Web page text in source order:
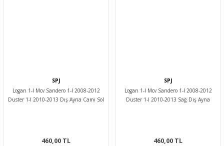
SPJ
Logan 1-I Mcv Sandero 1-I 2008-2012
Duster 1-I 2010-2013 Dış Ayna Camı Sol
460,00 TL
SPJ
Logan 1-I Mcv Sandero 1-I 2008-2012
Duster 1-I 2010-2013 Sağ Dış Ayna
460,00 TL